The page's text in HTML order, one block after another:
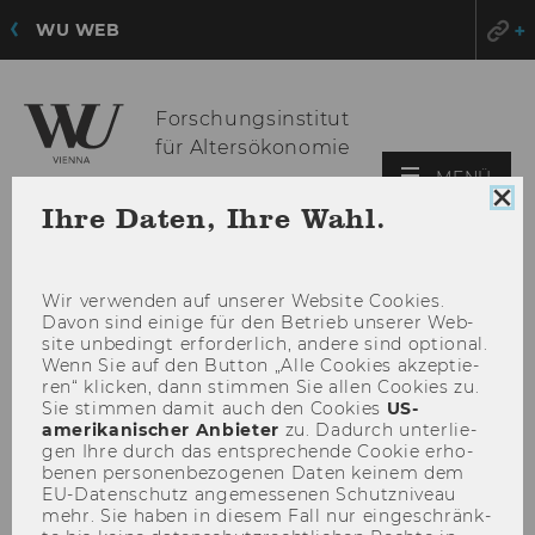
WU WEB
Forschungsinstitut
für Altersökonomie
MENÜ
Ihre Daten, Ihre Wahl.
Wir ver­wen­den auf un­se­rer Web­site Coo­kies.
Davon sind ei­ni­ge für den Be­trieb un­se­rer Web­
site un­be­dingt er­for­der­lich, an­de­re sind op­tio­nal.
Wenn Sie auf den But­ton „Alle Coo­kies ak­zep­tie­
ren“ kli­cken, dann stim­men Sie allen Coo­kies zu.
Sie stim­men damit auch den Coo­kies US-​
amerikanischer An­bie­ter zu. Da­durch un­ter­lie­
gen Ihre durch das ent­spre­chen­de Coo­kie er­ho­
be­nen per­so­nen­be­zo­ge­nen Daten kei­nem dem
EU-​Datenschutz an­ge­mes­se­nen Schutz­ni­veau
mehr. Sie haben in die­sem Fall nur ein­ge­schränk­